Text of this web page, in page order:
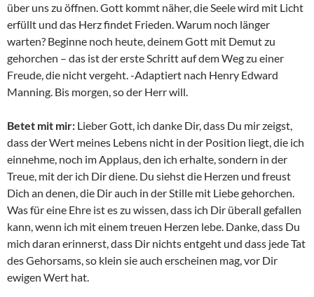
über uns zu öffnen. Gott kommt näher, die Seele wird mit Licht
erfüllt und das Herz findet Frieden. Warum noch länger
warten? Beginne noch heute, deinem Gott mit Demut zu
gehorchen – das ist der erste Schritt auf dem Weg zu einer
Freude, die nicht vergeht. -Adaptiert nach Henry Edward
Manning. Bis morgen, so der Herr will.
Betet mit mir: Lieber Gott, ich danke Dir, dass Du mir zeigst,
dass der Wert meines Lebens nicht in der Position liegt, die ich
einnehme, noch im Applaus, den ich erhalte, sondern in der
Treue, mit der ich Dir diene. Du siehst die Herzen und freust
Dich an denen, die Dir auch in der Stille mit Liebe gehorchen.
Was für eine Ehre ist es zu wissen, dass ich Dir überall gefallen
kann, wenn ich mit einem treuen Herzen lebe. Danke, dass Du
mich daran erinnerst, dass Dir nichts entgeht und dass jede Tat
des Gehorsams, so klein sie auch erscheinen mag, vor Dir
ewigen Wert hat.